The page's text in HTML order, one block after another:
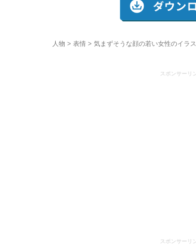
人物 > 表情> 気まずそうな顔の若い女性のイラ
スポンサーリ
スポンサーリ